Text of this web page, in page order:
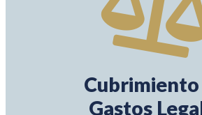
Cubrimiento
Gastos